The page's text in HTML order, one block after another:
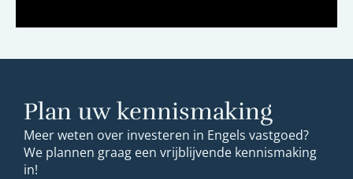
Plan uw kennismaking
Meer weten over investeren in Engels vastgoed?
We plannen graag een vrijblijvende kennismaking
in!